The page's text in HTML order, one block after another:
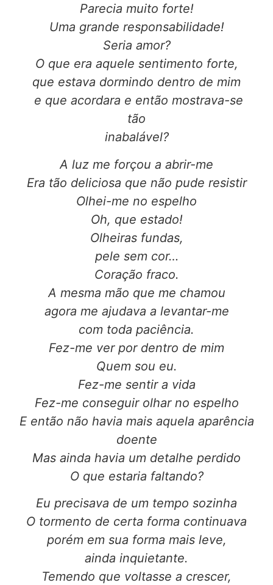
Parecia muito forte!
Uma grande responsabilidade!
Seria amor?
O que era aquele sentimento forte,
que estava dormindo dentro de mim
e que acordara e então mostrava-se
tão
inabalável?
A luz me forçou a abrir-me
Era tão deliciosa que não pude resistir
Olhei-me no espelho
Oh, que estado!
Olheiras fundas,
pele sem cor…
Coração fraco.
A mesma mão que me chamou
agora me ajudava a levantar-me
com toda paciência.
Fez-me ver por dentro de mim
Quem sou eu.
Fez-me sentir a vida
Fez-me conseguir olhar no espelho
E então não havia mais aquela aparência
doente
Mas ainda havia um detalhe perdido
O que estaria faltando?
Eu precisava de um tempo sozinha
O tormento de certa forma continuava
porém em sua forma mais leve,
ainda inquietante.
Temendo que voltasse a crescer,